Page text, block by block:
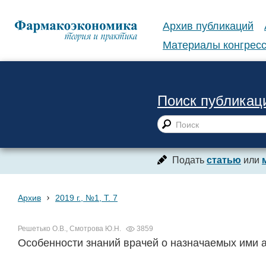
Архив публикаций
Материалы
Поиск
Подать статью или
Архив › 2019 г., №1, Т. 7
Решетько О.В., Смотрова Ю.Н. 3859
Особенности знаний врачей о назначаемых ими